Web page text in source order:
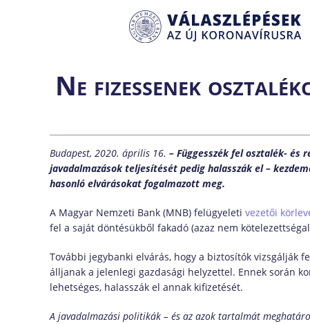
Ne fizessenek
Budapest, 2020. április 16. – Függesszék fel osztalék- és
javadalmazások teljesítését pedig halasszák el –
hasonló elvárásokat fogalmazott meg.
A Magyar Nemzeti Bank (MNB) felügyeleti vezetői
fel a saját döntésükből fakadó (azaz nem
További jegybanki elvárás, hogy a biztosítók vizsgálják
álljanak a jelenlegi gazdasági helyzettel. Ennek során
lehetséges, halasszák el annak kifizetését.
A javadalmazási politikák – és az azok tartalmát